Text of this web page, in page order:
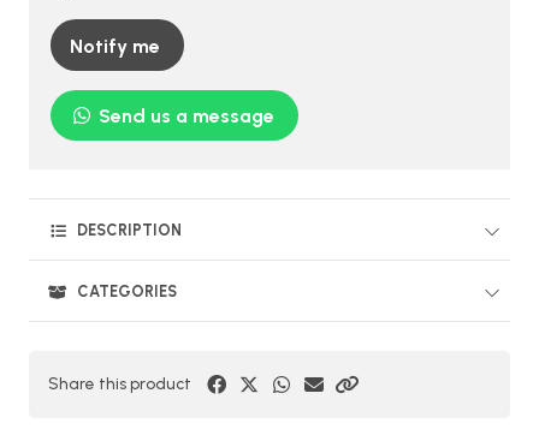
Notify me
Send us a message
DESCRIPTION
CATEGORIES
Share this product